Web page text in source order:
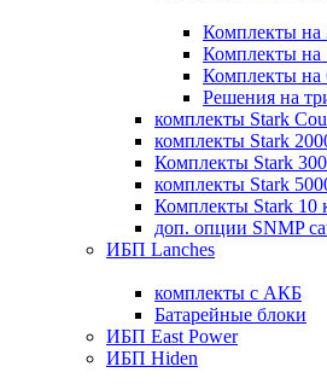
Комплекты на
Комплекты на
Комплекты на
Решения на
комплекты Stark
комплекты Stark
Комплекты Stark
комплекты Stark
Комплекты Stark
доп. опции SNMP
ИБП Lanches
комплекты с АКБ
Батарейные блоки
ИБП East Power
ИБП Hiden